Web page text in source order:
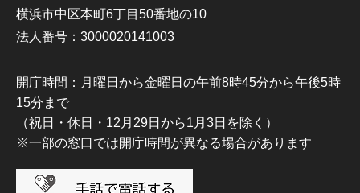
横浜市中区本町6丁目50番地の10
法人番号：3000020141003
開庁時間：月曜日から金曜日の午前8時45分から午後5時
15分まで
（祝日・休日・12月29日から1月3日を除く）
※一部の窓口では開庁時間が異なる場合があります